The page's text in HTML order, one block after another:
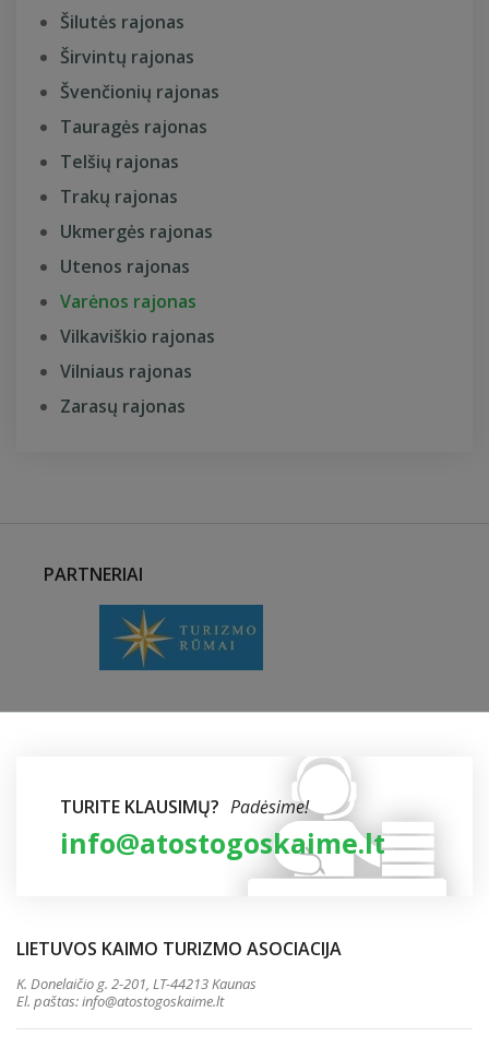
Šilutės rajonas
Širvintų rajonas
Švenčionių rajonas
Tauragės rajonas
Telšių rajonas
Trakų rajonas
Ukmergės rajonas
Utenos rajonas
Varėnos rajonas
Vilkaviškio rajonas
Vilniaus rajonas
Zarasų rajonas
PARTNERIAI
TURITE KLAUSIMŲ? Padėsime!
info@atostogoskaime.lt
LIETUVOS KAIMO TURIZMO ASOCIACIJA
K. Donelaičio g. 2-201, LT-44213 Kaunas
El. paštas:info@atostogoskaime.lt